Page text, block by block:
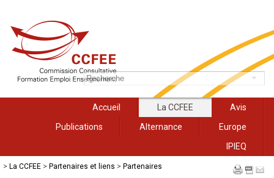
Accueil La CCFEE
Avis
Publications
Alternance
Europe
IPIEQ
> La CCFEE > Partenaires et liens > Partenaires